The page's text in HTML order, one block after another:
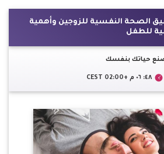
الصحة النفسية للزوجين وأهمية
للطفل
حياتك بنفسك
٤٨: ٠٦ م +02:00 CEST